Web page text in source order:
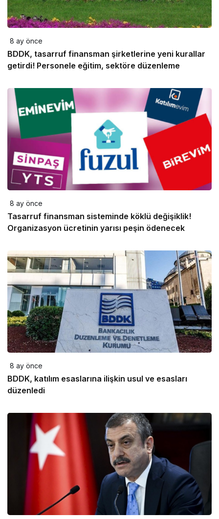
8 ay önce
BDDK, tasarruf finansman şirketlerine yeni kurallar
getirdi! Personele eğitim, sektöre düzenleme
8 ay önce
Tasarruf finansman sisteminde köklü değişiklik!
Organizasyon ücretinin yarısı peşin ödenecek
8 ay önce
BDDK, katılım esaslarına ilişkin usul ve esasları
düzenledi